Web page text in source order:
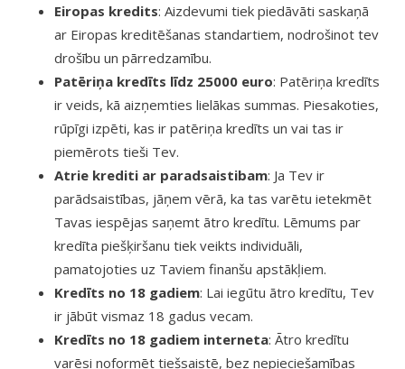
Eiropas kredits: Aizdevumi tiek piedāvāti saskaņā
ar Eiropas kreditēšanas standartiem, nodrošinot tev
drošību un pārredzamību.
Patēriņa kredīts līdz 25000 euro: Patēriņa kredīts
ir veids, kā aizņemties lielākas summas. Piesakoties,
rūpīgi izpēti, kas ir patēriņa kredīts un vai tas ir
piemērots tieši Tev.
Atrie krediti ar paradsaistibam: Ja Tev ir
parādsaistības, jāņem vērā, ka tas varētu ietekmēt
Tavas iespējas saņemt ātro kredītu. Lēmums par
kredīta piešķiršanu tiek veikts individuāli,
pamatojoties uz Taviem finanšu apstākļiem.
Kredīts no 18 gadiem: Lai iegūtu ātro kredītu, Tev
ir jābūt vismaz 18 gadus vecam.
Kredīts no 18 gadiem interneta: Ātro kredītu
varēsi noformēt tiešsaistē, bez nepieciešamības